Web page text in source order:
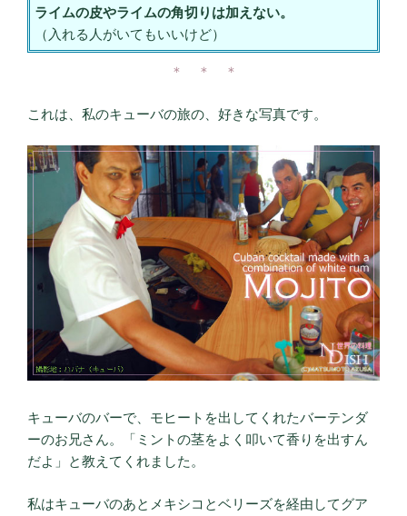
ライムの皮やライムの角切りは加えない。
（入れる人がいてもいいけど）
＊ ＊ ＊
これは、私のキューバの旅の、好きな写真です。
キューバのバーで、モヒートを出してくれたバーテンダ
ーのお兄さん。「ミントの茎をよく叩いて香りを出すん
だよ」と教えてくれました。
私はキューバのあとメキシコとベリーズを経由してグア